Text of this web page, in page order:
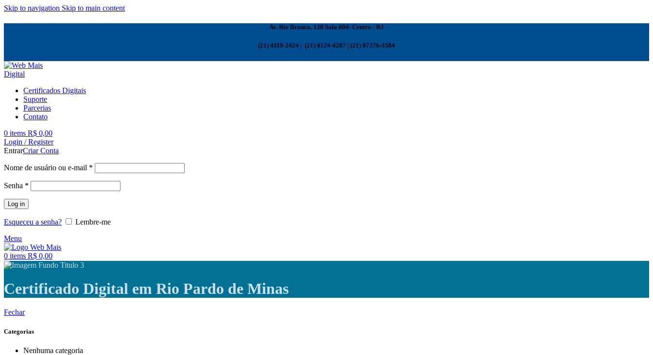
Skip to navigation Skip to main content
Av. Rio Branco, 120 Sala 604- Centro - RJ
(21) 4119-2424 | (21) 4124-4207 | (21) 97376-3584
Certificados Digitais
Suporte
Parcerias
Contato
0 items R$ 0,00
Login / Register
EntrarCriar Conta
Nome de usuário ou e-mail *
Senha *
Log in
Esqueceu a senha?
Lembre-me
Menu
0 items R$ 0,00
Certificado Digital em Rio Pardo de Minas
Fechar
Categorias
Nenhuma categoria